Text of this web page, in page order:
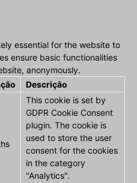
essential for the website to
ensure basic functionalities
anonymously.
Descrição
This cookie is set by
GDPR Cookie Consent
plugin. The cookie is
used to store the user
consent for the cookies
in the category
"Analytics".